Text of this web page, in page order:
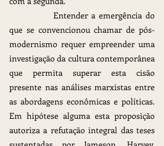
que se convencionou chamar de pós-
modernismo requer empreender uma
investigação da cultura contemporânea
que permita superar esta cisão
presente nas análises marxistas entre
as abordagens econômicas e políticas.
Em hipótese alguma esta proposição
autoriza a refutação integral das teses